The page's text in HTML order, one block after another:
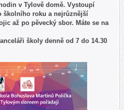
v Tylově domě. Vystoupí
školního roku a nejrůznější
až po pěvecký sbor. Máte se na
školy denně od 7 do 14.30